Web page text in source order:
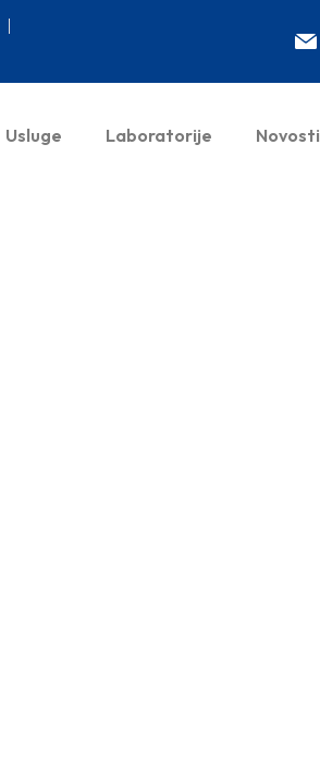
Usluge Laboratorije Novosti